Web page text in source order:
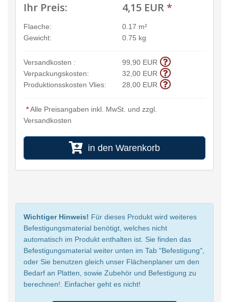
Ihr Preis: 4,15 EUR*
Flaeche:
0.17 m²
Gewicht:
0.75 kg
Versandkosten :
99,90 EUR
Verpackungskosten:
32,00 EUR
Produktionsskosten Vlies:
28,00 EUR
*Alle Preisangaben inkl. MwSt. und zzgl.
Versandkosten
in den Warenkorb
Wichtiger Hinweis! Für dieses Produkt wird weiteres
Befestigungsmaterial benötigt, welches nicht
automatisch im Produkt enthalten ist. Sie finden das
Befestigungsmaterial weiter unten im Tab "Befestigung",
oder Sie benutzen gleich unser Flächenplaner um den
Bedarf an Platten, sowie Zubehör und Befestigung zu
berechnen!. Einfacher geht es nicht!